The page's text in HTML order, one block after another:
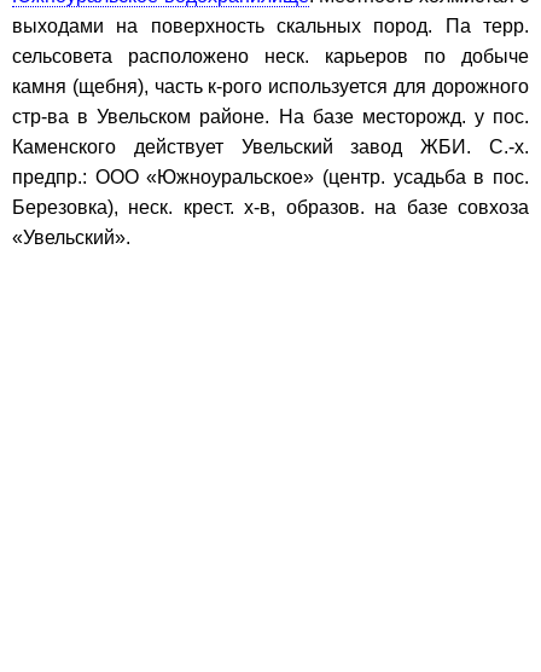
выходами на поверхность скальных пород. Па терр.
сельсовета расположено неск. карьеров по добыче
камня (щебня), часть к-рого используется для дорожного
стр-ва в Увельском районе. На базе месторожд. у пос.
Каменского действует Увельский завод ЖБИ. С.-х.
предпр.: ООО «Южноуральское» (центр. усадьба в пос.
Березовка), неск. крест. х-в, образов. на базе совхоза
«Увельский».